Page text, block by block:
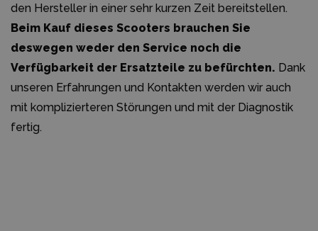
den Hersteller in einer sehr kurzen Zeit bereitstellen.
Beim Kauf dieses Scooters brauchen Sie
deswegen weder den Service noch die
Verfügbarkeit der Ersatzteile zu befürchten. Dank
unseren Erfahrungen und Kontakten werden wir auch
mit komplizierteren Störungen und mit der Diagnostik
fertig.